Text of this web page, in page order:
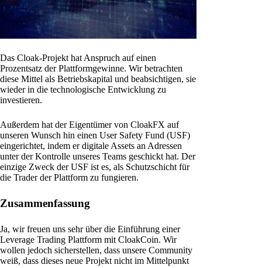
Das Cloak-Projekt hat Anspruch auf einen
Prozentsatz der Plattformgewinne. Wir betrachten
diese Mittel als Betriebskapital und beabsichtigen, sie
wieder in die technologische Entwicklung zu
investieren.
Außerdem hat der Eigentümer von CloakFX auf
unseren Wunsch hin einen User Safety Fund (USF)
eingerichtet, indem er digitale Assets an Adressen
unter der Kontrolle unseres Teams geschickt hat. Der
einzige Zweck der USF ist es, als Schutzschicht für
die Trader der Plattform zu fungieren.
Zusammenfassung
Ja, wir freuen uns sehr über die Einführung einer
Leverage Trading Plattform mit CloakCoin. Wir
wollen jedoch sicherstellen, dass unsere Community
weiß, dass dieses neue Projekt nicht im Mittelpunkt